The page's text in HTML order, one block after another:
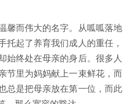
馨而伟大的名字。从呱呱落地
托起了养育我们成人的重任，
始终处在母亲的身后。很多人
节里为妈妈献上一束鲜花，而
总是把母亲放在第一位，而此